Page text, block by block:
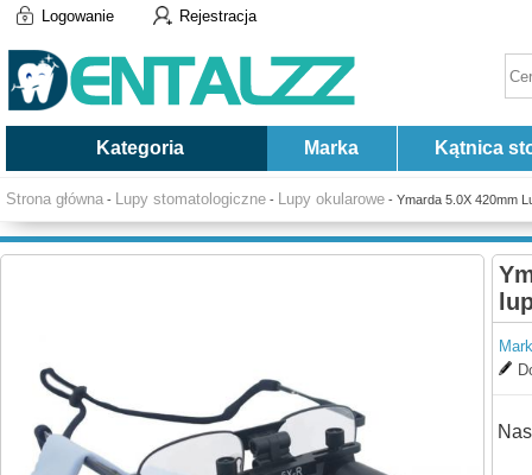
Logowanie Rejestracja
Kategoria Marka Kątnica
Strona główna - Lupy stomatologiczne - Lupy okularowe - Ymarda 5.0X 420mm